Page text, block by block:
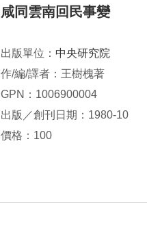
咸同雲南回民事變
出版單位： 中央研究院
作/編/譯者：王樹槐著
GPN：1006900004
出版／創刊日期：1980-10
價格：100